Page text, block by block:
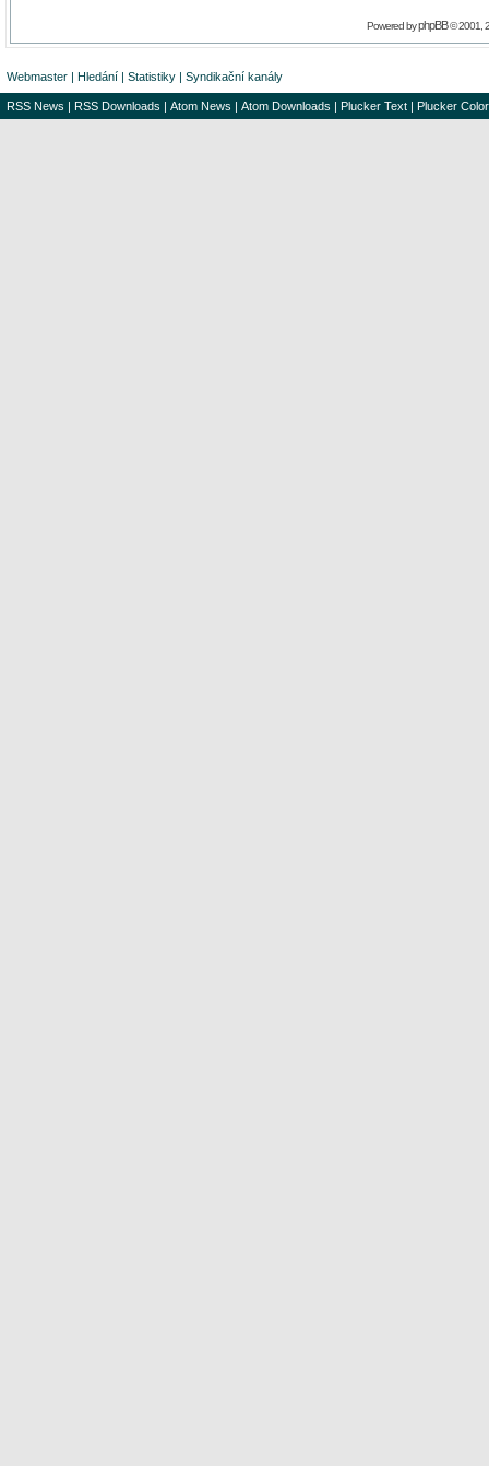
Powered byphpBB© 2001,
Webmaster | Hledání | Statistiky | Syndikační kanály
RSS News | RSS Downloads | Atom News | Atom Downloads | Plucker Text | Plucker Color